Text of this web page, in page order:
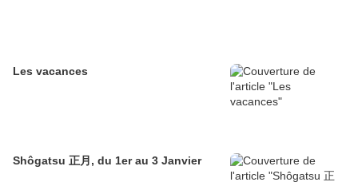
Les vacances
Shôgatsu 正月, du 1er au 3 Janvier